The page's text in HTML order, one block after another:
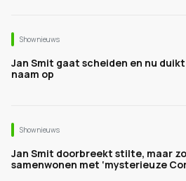
Shownieuws
Jan Smit gaat scheiden en nu
naam op
Shownieuws
Jan Smit doorbreekt stilte, maar
samenwonen met ‘mysterieuze